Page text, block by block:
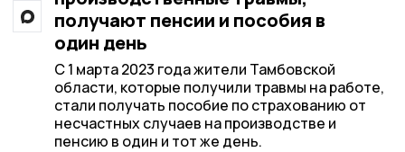
получают пенсии и пособия в
один день
С 1 марта 2023 года жители Тамбовской
области, которые получили травмы на работе,
стали получать пособие по страхованию от
несчастных случаев на производстве и
пенсию в один и тот же день.